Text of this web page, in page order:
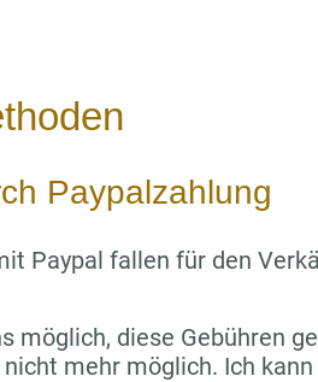
Paypalzahlung
Paypal fallen für den
möglich, diese Gebühren
mehr möglich. Ich